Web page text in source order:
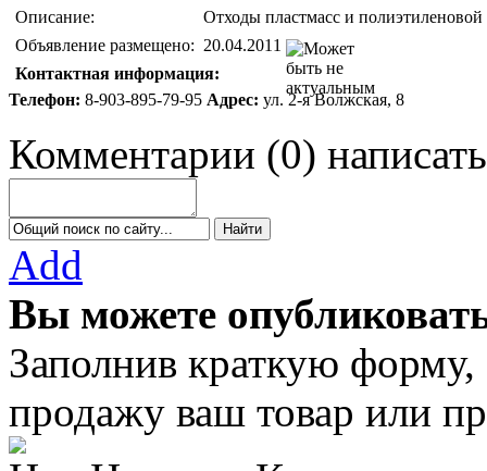
Описание:
Отходы пластмасс и
Объявление размещено: 20.04.2011
Контактная информация:
Телефон: 8-903-895-79-95 Адрес: ул. 2-я Волжская, 8
Комментарии (0) написать
Add
Вы можете
Заполнив краткую
продажу ваш товар или